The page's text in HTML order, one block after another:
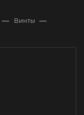
— Винты —